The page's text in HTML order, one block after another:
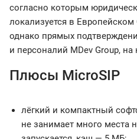
согласно которым
локализуется в
однако прямых
и персоналий MDev Group, на
Плюсы MicroSIP
лёгкий и компактный
не занимает много места